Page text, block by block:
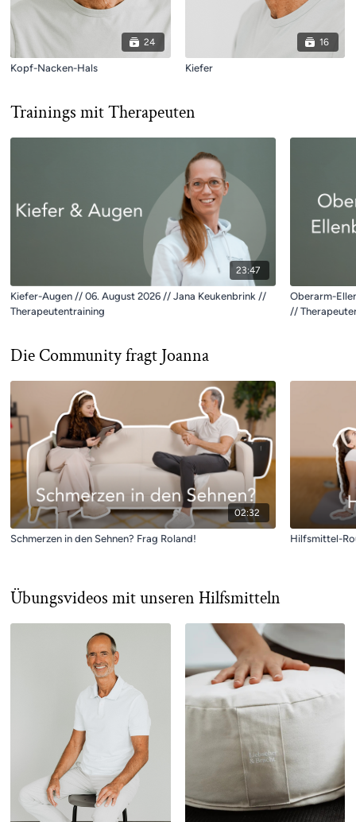
24
Kopf-Nacken-Hals
16
Kiefer
Trainings mit Therapeuten
23:47
Kiefer-Augen // 06. August 2026 // Jana Keukenbrink //
Therapeutentraining
Oberarm-
//
Die Community fragt Joanna
02:32
Schmerzen in den Sehnen? Frag Roland! Hilfsmittel-
Übungsvideos mit unseren Hilfsmitteln